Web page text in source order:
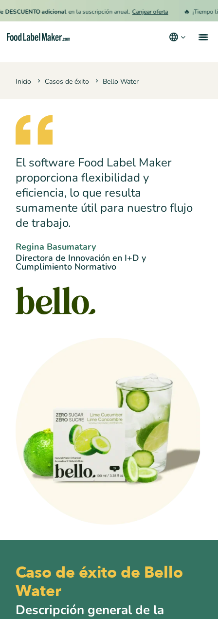
adicional en la suscripción anual. Canjear oferta ¡Tiempo
Inicio Casos de éxito Bello Water
El software Food Label Maker
proporciona flexibilidad y
eficiencia, lo que resulta
sumamente útil para nuestro flujo
de trabajo.
Regina Basumatary
Directora de Innovación en I+D y
Cumplimiento Normativo
Caso de éxito de Bello
Water
Descripción general de la
Contrata a un Especialista
Recursos
Términos y condiciones
Política de privacidad